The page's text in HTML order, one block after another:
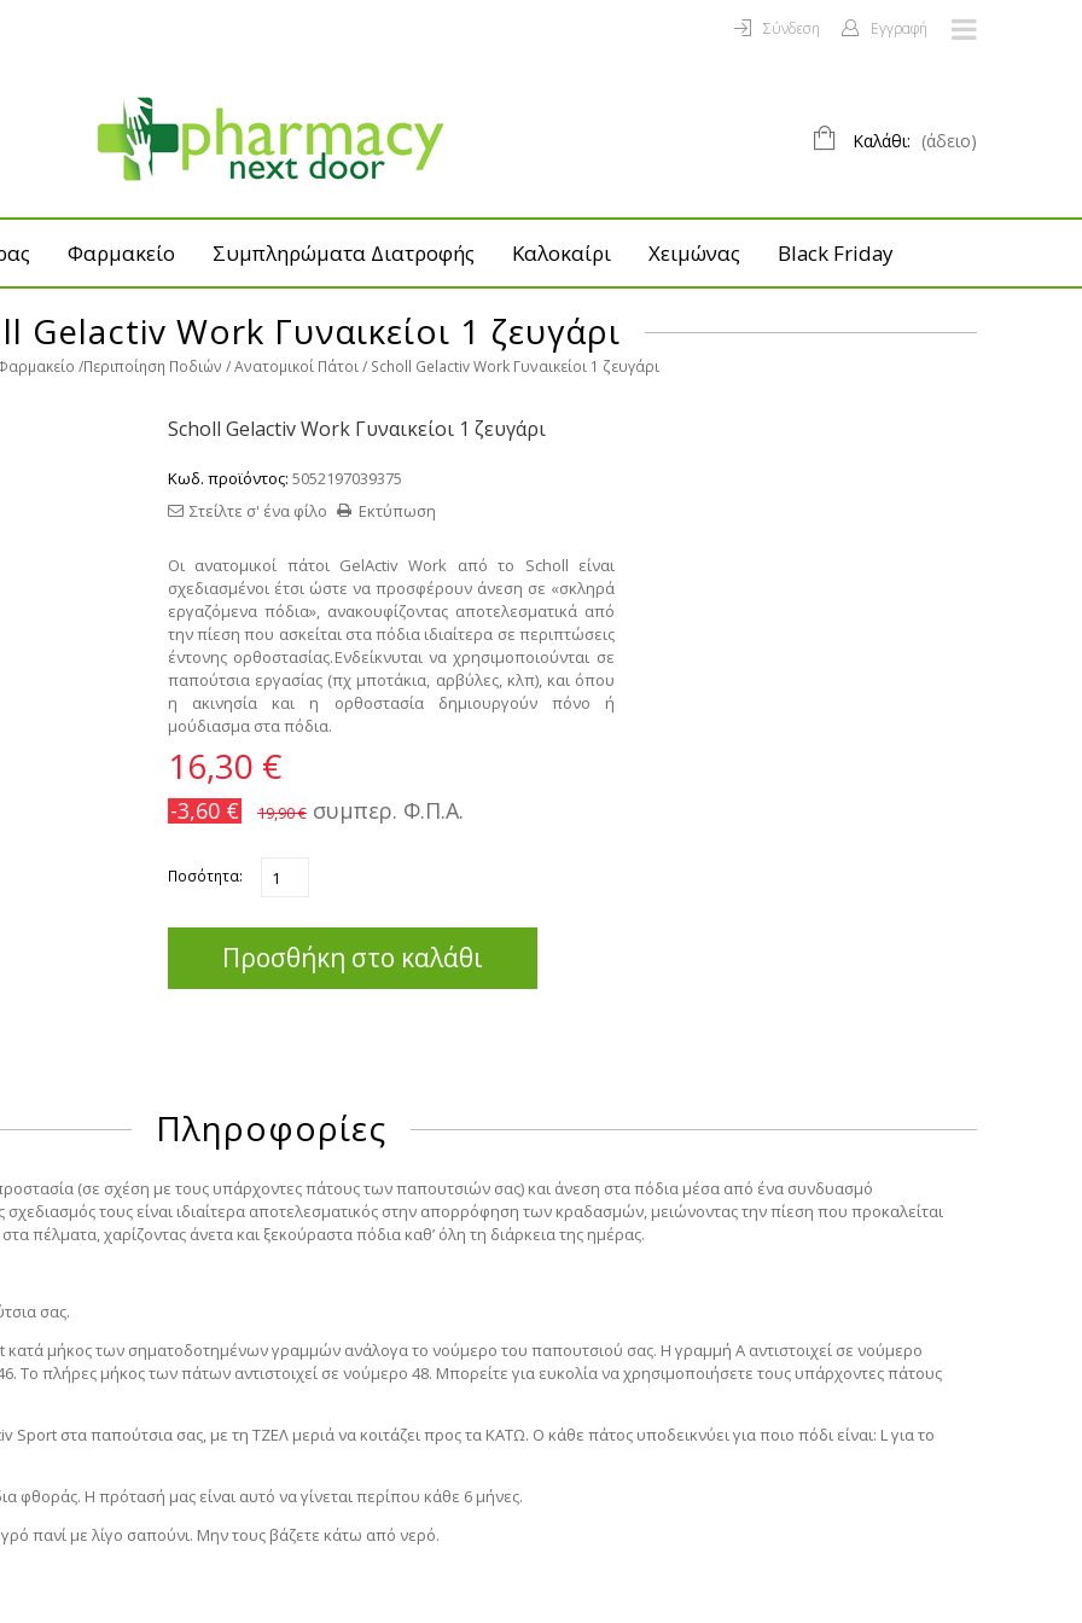
Σύνδεση Εγγραφή
Καλάθι: (άδειο)
Φαρμακείο Συμπληρώματα Διατροφής Καλοκαίρι Χειμώνας Black Friday
Gelactiv Work Γυναικείοι 1 ζευγάρι
Περιποίηση Ποδιών Ανατομικοί Πάτοι Scholl Gelactiv Work Γυναικείοι 1 ζευγάρι
Scholl Gelactiv Work Γυναικείοι 1 ζευγάρι
Κωδ. προϊόντος: 5052197039375
Εκτύπωση
Στείλτε σ' ένα φίλο
Οι ανατομικοί πάτοι GelActiv Work από το Scholl είναι
σχεδιασμένοι έτσι ώστε να προσφέρουν άνεση σε «σκληρά
εργαζόμενα πόδια», ανακουφίζοντας αποτελεσματικά από
την πίεση που ασκείται στα πόδια ιδιαίτερα σε περιπτώσεις
έντονης ορθοστασίας.Ενδείκνυται να χρησιμοποιούνται σε
παπούτσια εργασίας (πχ μποτάκια, αρβύλες, κλπ), και όπου
η ακινησία και η ορθοστασία δημιουργούν πόνο ή
μούδιασμα στα πόδια.
16,30 €
-3,60 € 19,90 € συμπερ. Φ.Π.Α.
Ποσότητα:
Προσθήκη στο καλάθι
Πληροφορίες
(σε σχέση με τους υπάρχοντες πάτους των παπουτσιών σας) και άνεση στα πόδια μέσα από ένα συνδυασμό
σχεδιασμός τους είναι ιδιαίτερα αποτελεσματικός στην απορρόφηση των κραδασμών, μειώνοντας την πίεση που προκαλείται
πέλματα, χαρίζοντας άνετα και ξεκούραστα πόδια καθ’ όλη τη διάρκεια της ημέρας.
σας.
μήκος των σηματοδοτημένων γραμμών ανάλογα το νούμερο του παπουτσιού σας. Η γραμμή Α αντιστοιχεί σε νούμερο
Το πλήρες μήκος των πάτων αντιστοιχεί σε νούμερο 48. Μπορείτε για ευκολία να χρησιμοποιήσετε τους υπάρχοντες πάτους
στα παπούτσια σας, με τη ΤΖΕΛ μεριά να κοιτάζει προς τα ΚΑΤΩ. Ο κάθε πάτος υποδεικνύει για ποιο πόδι είναι: L για το
φθοράς. Η πρότασή μας είναι αυτό να γίνεται περίπου κάθε 6 μήνες.
πανί με λίγο σαπούνι. Μην τους βάζετε κάτω από νερό.